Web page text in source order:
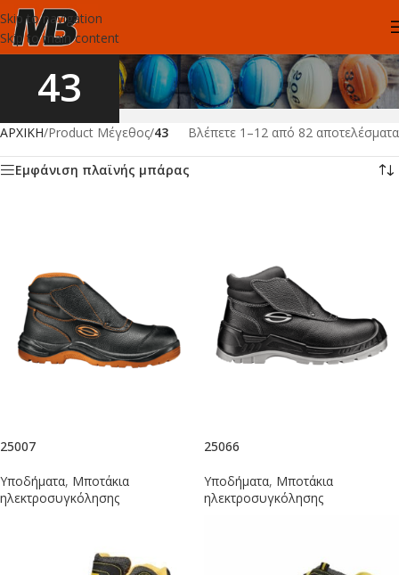
Skip to navigation
Skip to main content
43
ΑΡΧΙΚΗ/Product Μέγεθος/43 Βλέπετε 1–12 από 82 αποτελέσματα
Εμφάνιση πλαϊνής μπάρας
25007
Υποδήματα, Μποτάκια
ηλεκτροσυγκόλησης
25066
Υποδήματα, Μποτάκια
ηλεκτροσυγκόλησης